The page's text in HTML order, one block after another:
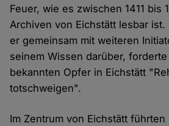
Feuer, wie es zwischen 1411 bis
Archiven von Eichstätt lesbar
er gemeinsam mit weiteren
seinem Wissen darüber,
bekannten Opfer in Eichstätt
totschweigen".
Im Zentrum von Eichstätt führten